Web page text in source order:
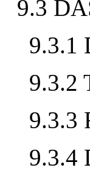
9.3
9.3.1
9.3.2
9.3.3
9.3.4